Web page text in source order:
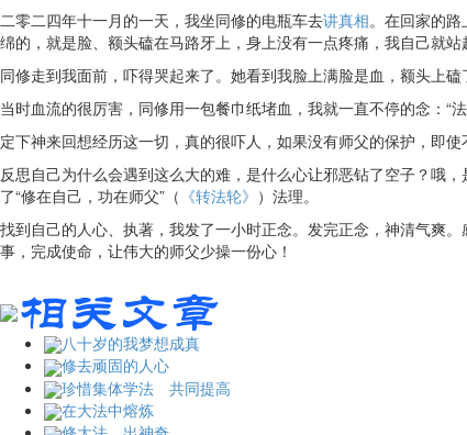
二零二四年十一月的一天，我坐同修的电瓶车去讲真相。在回家的
绵的，就是脸、额头磕在马路牙上，身上没有一点疼痛，我自己就站
同修走到我面前，吓得哭起来了。她看到我脸上满脸是血，额头上
当时血流的很厉害，同修用一包餐巾纸堵血，我就一直不停的念：“
定下神来回想经历这一切，真的很吓人，如果没有师父的保护，即
反思自己为什么会遇到这么大的难，是什么心让邪恶钻了空子？哦
了“修在自己，功在师父”（ 《转法轮》 ）法理。
找到自己的人心、执著，我发了一小时正念。发完正念，神清气爽
事，完成使命，让伟大的师父少操一份心！
八十岁的我梦想成真
修去顽固的人心
珍惜集体学法 共同提高
在大法中熔炼